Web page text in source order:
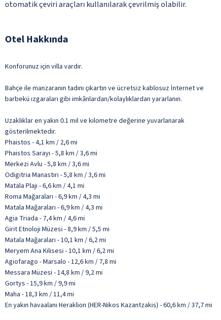
otomatik çeviri araçları kullanılarak çevrilmiş olabilir.
Otel Hakkında
Konforunuz için villa vardır.
Bahçe ile manzaranın tadını çıkartın ve ücretsiz kablosuz İnternet ve
barbekü ızgaraları gibi imkânlardan/kolaylıklardan yararlanın.
Uzaklıklar en yakın 0.1 mil ve kilometre değerine yuvarlanarak
gösterilmektedir.
Phaistos - 4,1 km / 2,6 mi
Phaistos Sarayı - 5,8 km / 3,6 mi
Merkezi Avlu - 5,8 km / 3,6 mi
Odigitria Manastırı - 5,8 km / 3,6 mi
Matala Plajı - 6,6 km / 4,1 mi
Roma Mağaraları - 6,9 km / 4,3 mi
Matala Mağaraları - 6,9 km / 4,3 mi
Agia Triada - 7,4 km / 4,6 mi
Girit Etnoloji Müzesi - 8,9 km / 5,5 mi
Matala Mağaraları - 10,1 km / 6,2 mi
Meryem Ana Kilisesi - 10,1 km / 6,2 mi
Agiofarago - Marsalo - 12,6 km / 7,8 mi
Messara Müzesi - 14,8 km / 9,2 mi
Gortys - 15,9 km / 9,9 mi
Maha - 18,3 km / 11,4 mi
En yakın havaalanı Heraklion (HER-Nikos Kazantzakis) - 60,6 km / 37,7 mi